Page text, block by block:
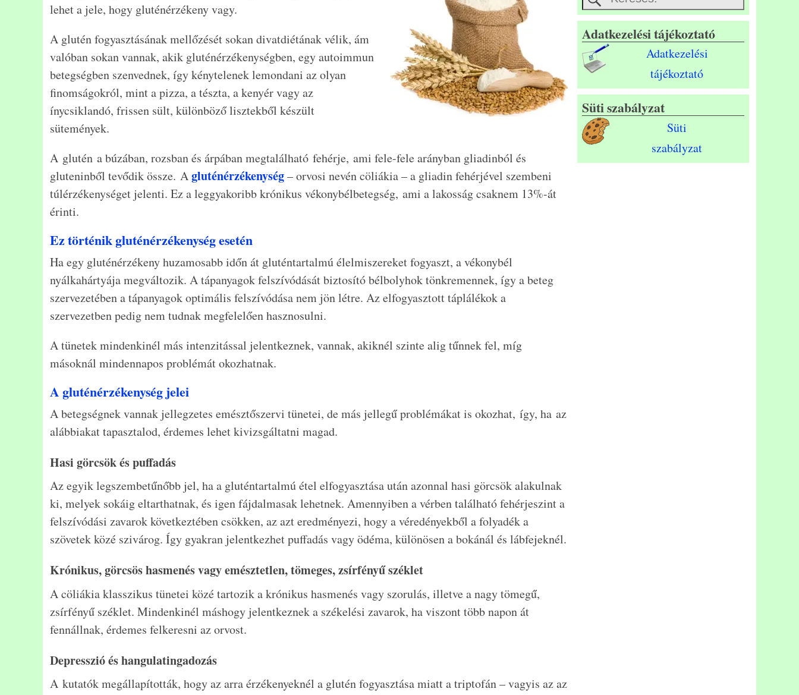
lehet a jele, hogy gluténérzékeny vagy.
A glutén fogyasztásának mellőzését sokan divatdiétának vélik, ám
valóban sokan vannak, akik gluténérzékenységben, egy autoimmun
betegségben szenvednek, így kénytelenek lemondani az olyan
finomságokról, mint a pizza, a tészta, a kenyér vagy az
ínycsiklandó, frissen sült, különböző lisztekből készült
sütemények.
A glutén a búzában, rozsban és árpában megtalálható fehérje, ami fele-fele arányban gliadinból és
gluteninből tevődik össze. Agluténérzékenység– orvosi nevén cöliákia – a gliadin fehérjével szembeni
túlérzékenységet jelenti. Ez a leggyakoribb krónikus vékonybélbetegség, ami a lakosság csaknem 13%-át
érinti.
Ez történik gluténérzékenység esetén
Ha egy gluténérzékeny huzamosabb időn át gluténtartalmú élelmiszereket fogyaszt, a vékonybél
nyálkahártyája megváltozik. A tápanyagok felszívódását biztosító bélbolyhok tönkremennek, így a beteg
szervezetében a tápanyagok optimális felszívódása nem jön létre. Az elfogyasztott táplálékok a
szervezetben pedig nem tudnak megfelelően hasznosulni.
A tünetek mindenkinél más intenzitással jelentkeznek, vannak, akiknél szinte alig tűnnek fel, míg
másoknál mindennapos problémát okozhatnak.
A gluténérzékenység jelei
A betegségnek vannak jellegzetes emésztőszervi tünetei, de más jellegű problémákat is okozhat, így, ha az
alábbiakat tapasztalod, érdemes lehet kivizsgáltatni magad.
Hasi görcsök és puffadás
Az egyik legszembetűnőbb jel, ha a gluténtartalmú étel elfogyasztása után azonnal hasi görcsök alakulnak
ki, melyek sokáig eltarthatnak, és igen fájdalmasak lehetnek. Amennyiben a vérben található fehérjeszint a
felszívódási zavarok következtében csökken, az azt eredményezi, hogy a véredényekből a folyadék a
szövetek közé szivárog. Így gyakran jelentkezhet puffadás vagy ödéma, különösen a bokánál és lábfejeknél.
Krónikus, görcsös hasmenés vagy emésztetlen, tömeges, zsírfényű széklet
A cöliákia klasszikus tünetei közé tartozik a krónikus hasmenés vagy szorulás, illetve a nagy tömegű,
zsírfényű széklet. Mindenkinél máshogy jelentkeznek a székelési zavarok, ha viszont több napon át
fennállnak, érdemes felkeresni az orvost.
Depresszió és hangulatingadozás
A kutatók megállapították, hogy az arra érzékenyeknél a glutén fogyasztása miatt a triptofán – vagyis az az
Adatkezelési tájékoztató
Adatkezelési
tájékoztató
Süti szabályzat
Süti
szabályzat